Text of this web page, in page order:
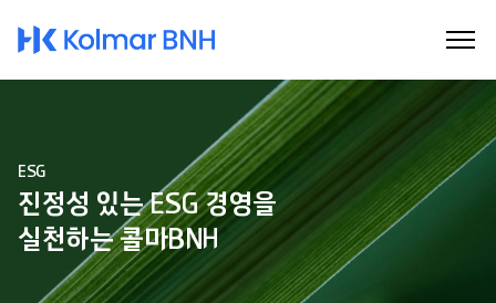
Kolmar BNH
ESG
진정성 있는 ESG 경영을
실천하는 콜마BNH